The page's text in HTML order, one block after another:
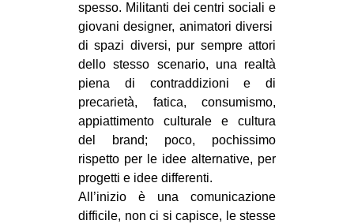
AFRICA
AMERICHE
ESTREMO ORIENTE
EUROPA
MEDIO ORIENTE
MONDO
EVENTI
in
spesso. Militanti dei centri sociali e
giovani designer, animatori diversi
di spazi diversi, pur sempre attori
dello stesso scenario, una realtà
piena di contraddizioni e di
precarietà, fatica, consumismo,
appiattimento culturale e cultura
del brand; poco, pochissimo
rispetto per le idee alternative, per
progetti e idee differenti.
All’inizio è una comunicazione
difficile, non ci si capisce, le stesse